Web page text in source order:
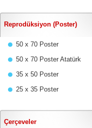
Reprodüksiyon (Poster)
50 x 70 Poster
50 x 70 Poster Atatürk
35 x 50 Poster
25 x 35 Poster
Çerçeveler